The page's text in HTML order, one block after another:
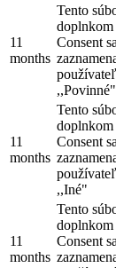
11
months
Tento
Consent
,,Povinné"
11
months
Tento
Consent
,,Iné"
11
months
Tento
Consent